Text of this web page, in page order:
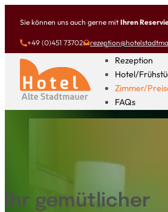
Sie können uns auch gerne mitIhren
+49 (0)451 73702
Home
Rezeption
Hotel/
Zimmer/
FAQs
News
Ihr gemütlicher